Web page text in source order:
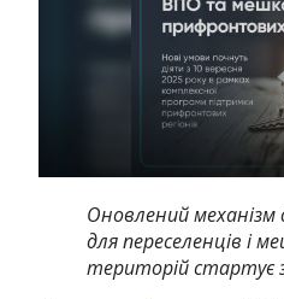
Оновлений механізм
для переселенців і
територій стартує